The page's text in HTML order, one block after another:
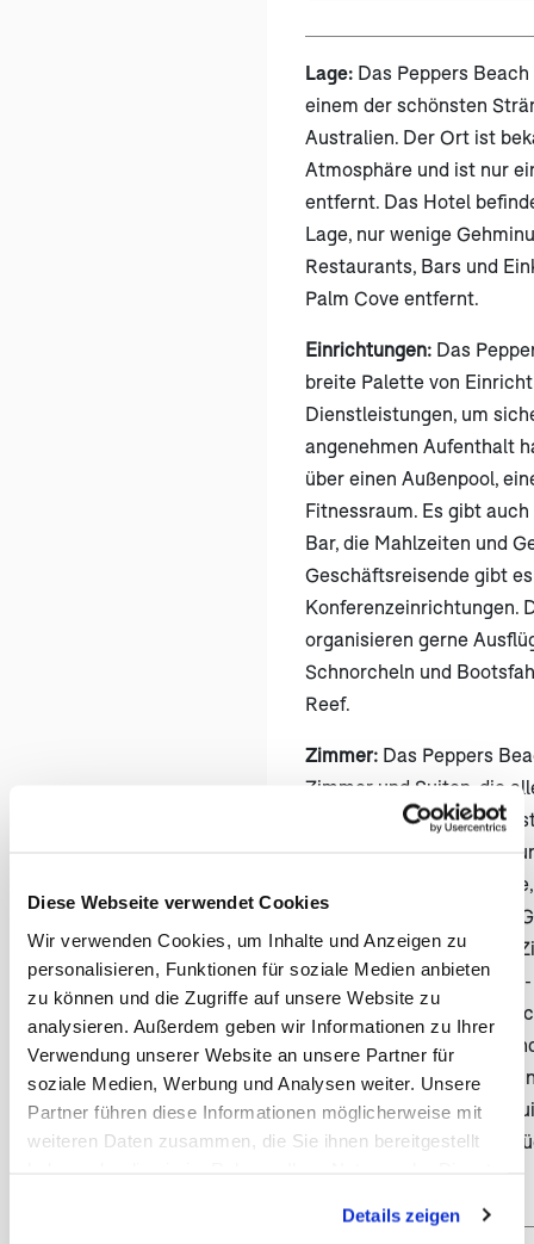
Diese Webseite verwendet Cookies
Wir verwenden Cookies, um Inhalte und Anzeigen zu
personalisieren, Funktionen für soziale Medien anbieten
zu können und die Zugriffe auf unsere Website zu
analysieren. Außerdem geben wir Informationen zu Ihrer
Verwendung unserer Website an unsere Partner für
soziale Medien, Werbung und Analysen weiter. Unsere
Partner führen diese Informationen möglicherweise mit
weiteren Daten zusammen, die Sie ihnen bereitgestellt
Cookies, wenn Sie unsere Webseite weiterhin nutzen.
Details zeigen
Lage: Das Peppers
einem der schönsten
Australien. Der Ort ist
Atmosphäre und ist nur
entfernt. Das Hotel
Lage, nur wenige
Restaurants, Bars und
Palm Cove entfernt.
Einrichtungen: Das
breite Palette von
Dienstleistungen, um
angenehmen Aufenthalt
über einen Außenpool,
Fitnessraum. Es gibt
Bar, die Mahlzeiten und
Geschäftsreisende gibt
Konferenzeinrichtungen.
organisieren gerne
Schnorcheln und
Reef.
Zimmer: Das Peppers
Zimmer und Suiten, die
Annehmlichkeiten
sind stilvoll eingerichtet
Balkon oder eine
Blick auf den tropischen
genießen können. Jedes
Klimaanlage, Minibar,
Safe. Die Badezimmer
und bieten eine Dusche
Badewanne. Einige der
eine voll ausgestattete